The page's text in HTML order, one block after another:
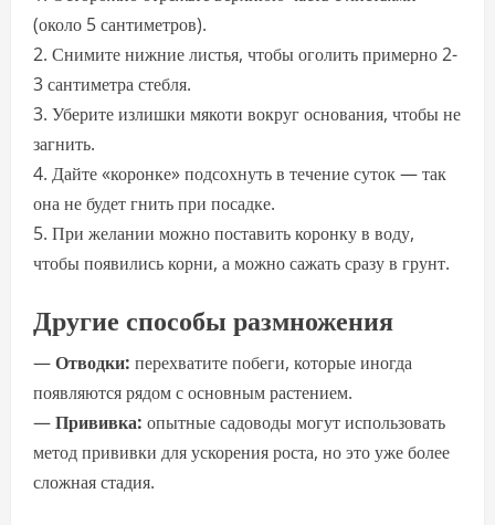
(около 5 сантиметров).
2. Снимите нижние листья, чтобы оголить примерно 2-
3 сантиметра стебля.
3. Уберите излишки мякоти вокруг основания, чтобы не
загнить.
4. Дайте «коронке» подсохнуть в течение суток — так
она не будет гнить при посадке.
5. При желании можно поставить коронку в воду,
чтобы появились корни, а можно сажать сразу в грунт.
Другие способы размножения
—Отводки: перехватите побеги, которые иногда
появляются рядом с основным растением.
—Прививка: опытные садоводы могут использовать
метод прививки для ускорения роста, но это уже более
сложная стадия.